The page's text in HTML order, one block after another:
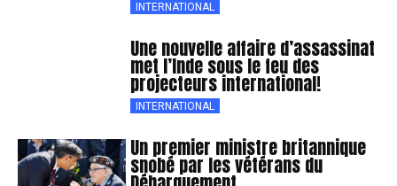
INTERNATIONAL
Une nouvelle affaire d’assassinat
met l’Inde sous le feu des
projecteurs international!
INTERNATIONAL
Un premier ministre britannique
snobé par les vétérans du